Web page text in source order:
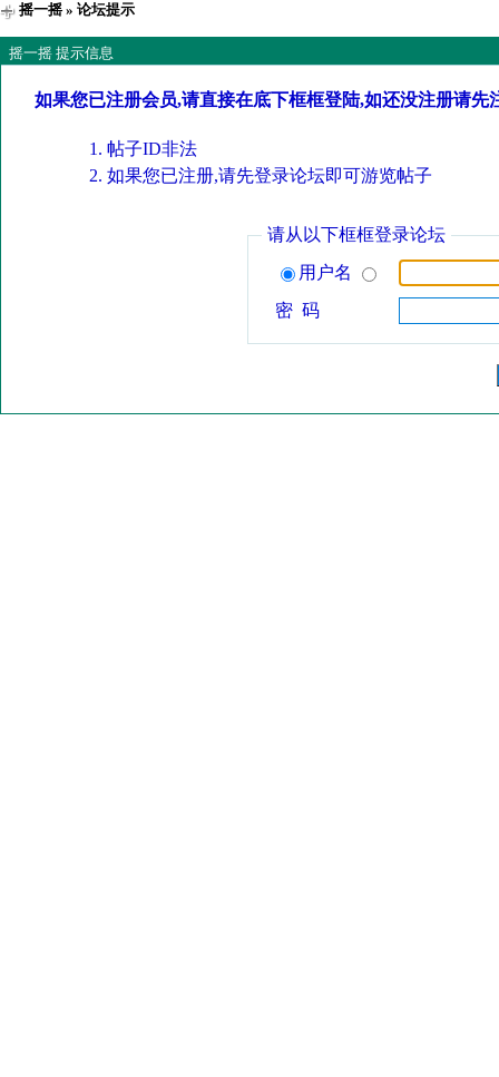
摇一摇» 论坛提示
摇一摇 提示信息
如果您已注册会员,请直接在底下框框登陆,如还没注册请先
帖子ID非法
如果您已注册,请先登录论坛即可游览帖子
请从以下框框登录论坛
用户名
密 码